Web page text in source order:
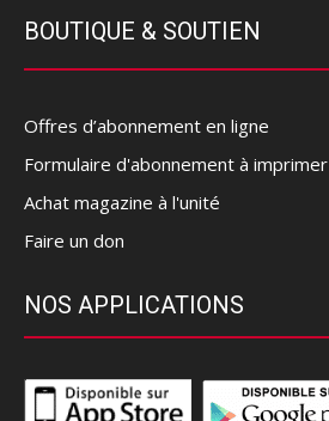
BOUTIQUE & SOUTIEN
Offres d’abonnement en ligne
Formulaire d'abonnement à imprimer
Achat magazine à l'unité
Faire un don
NOS APPLICATIONS